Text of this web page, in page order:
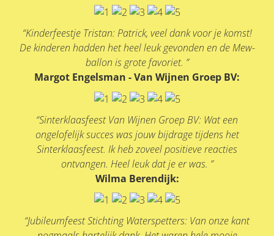
“Kinderfeestje Tristan: Patrick, veel dank voor je komst!
De kinderen hadden het heel leuk gevonden en de Mew-
ballon is grote favoriet. ”
Margot Engelsman - Van Wijnen Groep BV:
“Sinterklaasfeest Van Wijnen Groep BV: Wat een
ongelofelijk succes was jouw bijdrage tijdens het
Sinterklaasfeest. Ik heb zoveel positieve reacties
ontvangen. Heel leuk dat je er was. ”
Wilma Berendijk:
“Jubileumfeest Stichting Waterspetters: Van onze kant